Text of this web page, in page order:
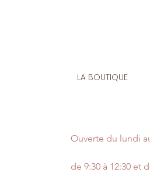
LA BOUTIQUE
Ouverte du lundi
de 9:30 à 12:30 et